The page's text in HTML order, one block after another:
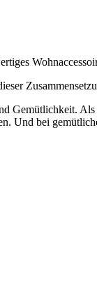
Gemütlichkeit.
Und bei